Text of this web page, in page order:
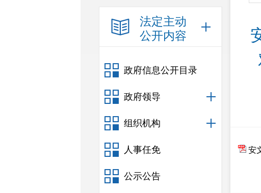
法定主动
公开内容
政府信息公开目录
政府领导
组织机构
人事任免
公示公告
安